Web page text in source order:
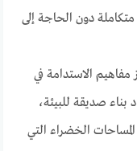
دون الحاجة إلى
الاستدامة في
صديقة للبيئة،
المساحات الخضراء التي